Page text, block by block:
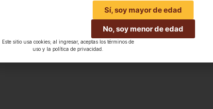
Sí, soy mayor de edad
No, soy menor de edad
Este sitio usa cookies; al ingresar, aceptas los términos de
uso y la política de privacidad.